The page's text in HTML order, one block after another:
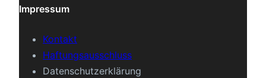
Impressum
Kontakt
Haftungsausschluss
Datenschutzerklärung